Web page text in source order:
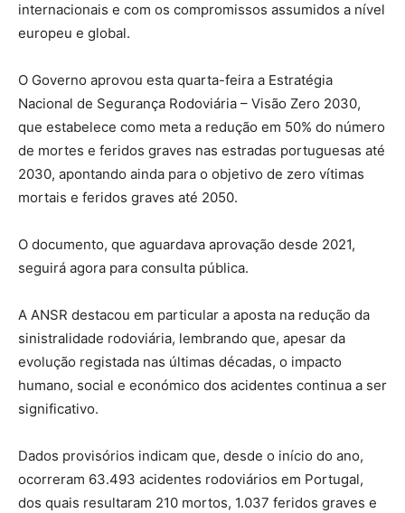
internacionais e com os compromissos assumidos a nível
europeu e global.
O Governo aprovou esta quarta-feira a Estratégia
Nacional de Segurança Rodoviária – Visão Zero 2030,
que estabelece como meta a redução em 50% do número
de mortes e feridos graves nas estradas portuguesas até
2030, apontando ainda para o objetivo de zero vítimas
mortais e feridos graves até 2050.
O documento, que aguardava aprovação desde 2021,
seguirá agora para consulta pública.
A ANSR destacou em particular a aposta na redução da
sinistralidade rodoviária, lembrando que, apesar da
evolução registada nas últimas décadas, o impacto
humano, social e económico dos acidentes continua a ser
significativo.
Dados provisórios indicam que, desde o início do ano,
ocorreram 63.493 acidentes rodoviários em Portugal,
dos quais resultaram 210 mortos, 1.037 feridos graves e